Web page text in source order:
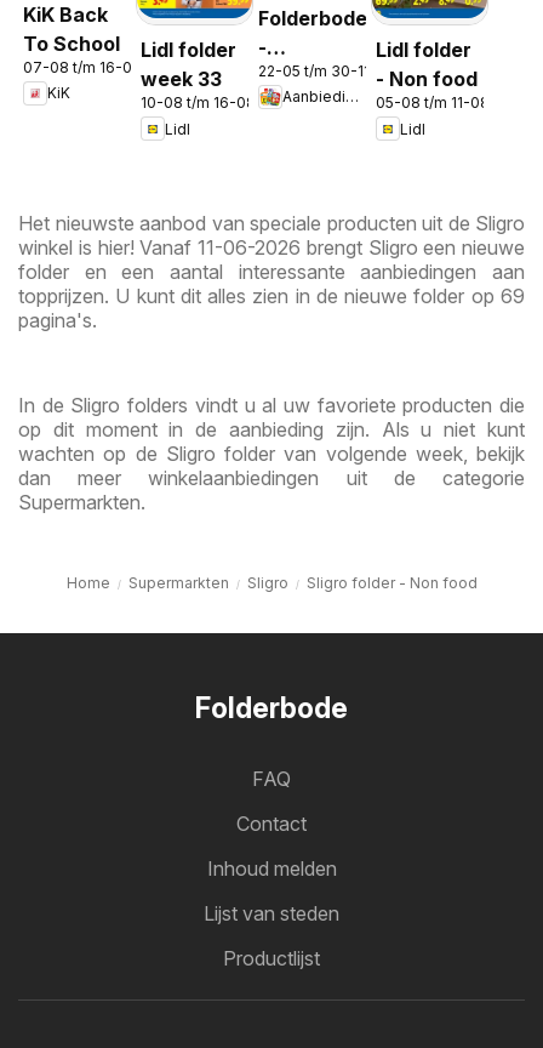
KiK Back
To School
07-08 t/m 16-08-2026
KiK
Lidl folder
week 33
10-08 t/m 16-08-2026
Lidl
Folderbode
-
Aanbiedingen
in de app
22-05 t/m 30-11-2026
Aanbiedingen
Lidl folder
- Non food
05-08 t/m 11-08-2026
Lidl
Het nieuwste aanbod van speciale producten uit de Sligro
winkel is hier! Vanaf 11-06-2026 brengt Sligro een nieuwe
folder en een aantal interessante aanbiedingen aan
topprijzen. U kunt dit alles zien in de nieuwe folder op 69
pagina's.
In de Sligro folders vindt u al uw favoriete producten die
op dit moment in de aanbieding zijn. Als u niet kunt
wachten op de Sligro folder van volgende week, bekijk
dan meer winkelaanbiedingen uit de categorie
Supermarkten.
Home Supermarkten Sligro Sligro folder - Non food
Folderbode
FAQ
Contact
Inhoud melden
Lijst van steden
Productlijst